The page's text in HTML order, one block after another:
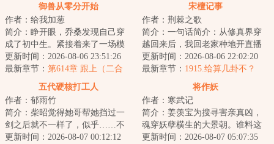
御兽从零分开始
作者：给我加葱
简介：睁开眼，乔桑发现自己穿
成了初中生。紧接着来了一场模
拟考。毕业她怕了吗？她怕
了……这考的都什么...
更新时间：2026-08-06 23:51:26
最新章节： 第614章 跟上（二合
宋檀记事
作者：荆棘之歌
简介：一句话简介：从修真界穿
越回来后，我回老家种地开直播
卖菜了！修成金丹渡劫失败的宋
檀回到现代，发...
更新时间：2026-08-06 22:02:20
最新章节： 1915.给算几卦不？
五代硬核打工人
作者：郁雨竹
简介：柴昭觉得她哥帮她挡过一
剑之后就不一样了，似乎……不
是他了。他总会说些郑先生都没
更新时间：2026-08-07 00:12:12
将作妖
作者：寒武记
简介：姜羡宝为搜寻害亲真凶，
魂穿妖孽横生的大景朝。谁料这
里破案，不看证据，只靠卦师！
更新时间：2026-08-07 05:07:35